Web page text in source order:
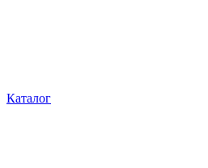
Каталог